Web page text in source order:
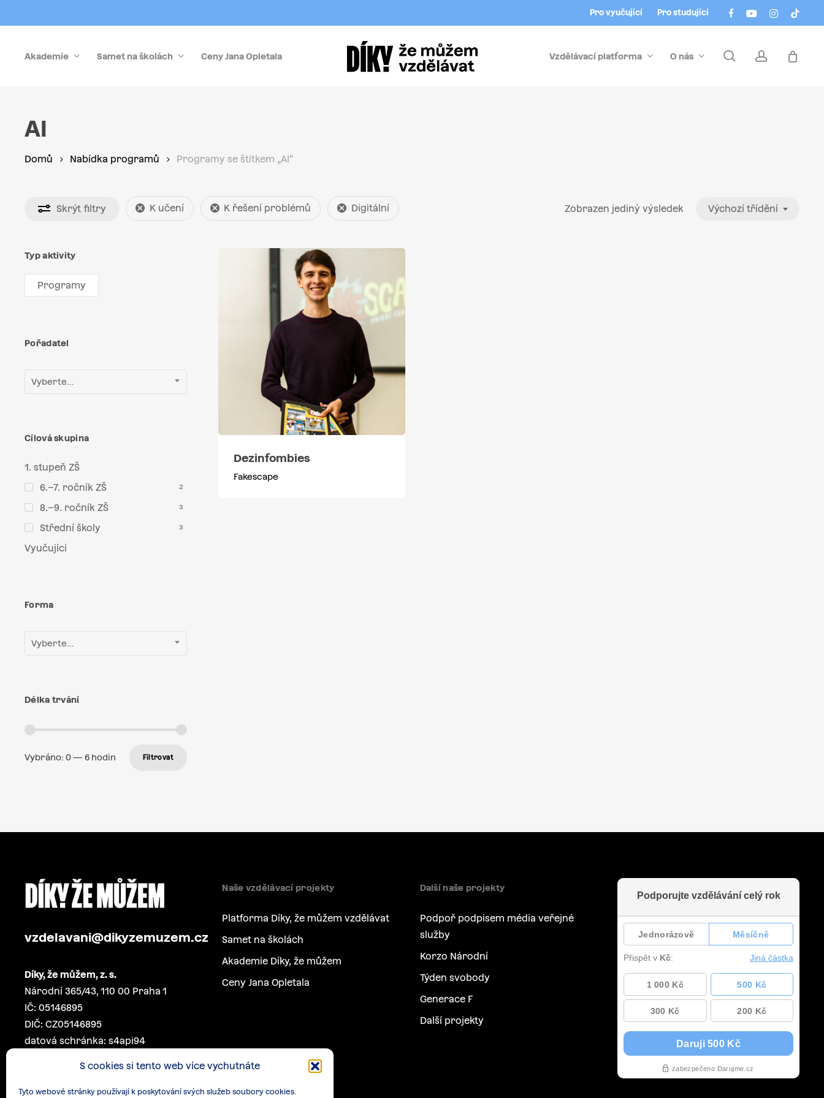
S cookies si tento web více vychutnáte
Tyto webové stránky používají k poskytování svých služeb soubory cookies.
to
content
facebookyoutubeinstagram
tiktok
Pro vyučující Pro studující
Akademie Samet na školách Ceny Jana Opletala Vzdělávací platforma O nás searchaccount
AI
Domů Nabídka programů Programy se štítkem „AI“
Skrýt filtry K učení K řešení problémů Digitální Zobrazen jediný výsledek Výchozí třídění
Typ aktivity
Programy
Pořadatel
Vyberte...
Cílová skupina
1. stupeň ZŠ
6.–7. ročník ZŠ
2
8.–9. ročník ZŠ 3
Střední školy 3
Vyučující
Forma
Vyberte...
Délka trvání
Vybráno: 0— 6 hodin Filtrovat
Dezinfombies
Fakescape
vzdelavani@dikyzemuzem.cz
Díky, že můžem, z. s.
Národní 365/43, 110 00 Praha 1
IČ: 05146895
DIČ: CZ05146895
datová schránka: s4api94
Naše vzdělávací projekty
Platforma Díky, že můžem vzdělávat
Samet na školách
Akademie Díky, že můžem
Ceny Jana Opletala
Další naše projekty
Podpoř podpisem média veřejné
služby
Korzo Národní
Týden svobody
Generace F
Další projekty
Menu